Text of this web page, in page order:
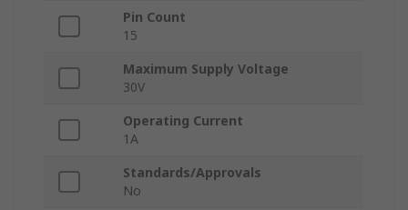
Pin Count
15
Maximum Supply Voltage
30V
Operating Current
1A
Standards/Approvals
No